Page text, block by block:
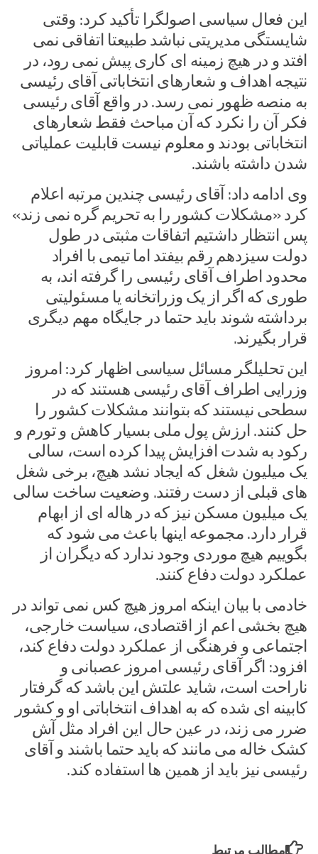
این فعال سیاسی اصولگرا تأکید کرد: وقتی
شایستگی مدیریتی نباشد طبیعتا اتفاقی نمی
افتد و در هیچ زمینه ای کاری پیش نمی رود، در
نتیجه اهداف و شعارهای انتخاباتی آقای رئیسی
به منصه ظهور نمی رسد. در واقع آقای رئیسی
فکر آن را نکرد که آن مباحث فقط شعارهای
انتخاباتی بودند و معلوم نیست قابلیت عملیاتی
شدن داشته باشند.
وی ادامه داد: آقای رئیسی چندین مرتبه اعلام
کرد «مشکلات کشور را به تحریم گره نمی زند»
پس انتظار داشتیم اتفاقات مثبتی در طول
دولت سیزدهم رقم بیفتد اما تیمی با افراد
محدود اطراف آقای رئیسی را گرفته اند، به
طوری که اگر از یک وزراتخانه یا مسئولیتی
برداشته شوند باید حتما در جایگاه مهم دیگری
قرار بگیرند.
این تحلیلگر مسائل سیاسی اظهار کرد: امروز
وزرایی اطراف آقای رئیسی هستند که در
سطحی نیستند که بتوانند مشکلات کشور را
حل کنند. ارزش پول ملی بسیار کاهش و تورم و
رکود به شدت افزایش پیدا کرده است، سالی
یک میلیون شغل که ایجاد نشد هیچ، برخی شغل
های قبلی از دست رفتند. وضعیت ساخت سالی
یک میلیون مسکن نیز که در هاله ای از ابهام
قرار دارد. مجموعه اینها باعث می شود که
بگوییم هیچ موردی وجود ندارد که دیگران از
عملکرد دولت دفاع کنند.
خادمی با بیان اینکه امروز هیچ کس نمی تواند در
هیچ بخشی اعم از اقتصادی، سیاست خارجی،
اجتماعی و فرهنگی از عملکرد دولت دفاع کند،
افزود: اگر آقای رئیسی امروز عصبانی و
ناراحت است، شاید علتش این باشد که گرفتار
کابینه ای شده که به اهداف انتخاباتی او و کشور
ضرر می زند، در عین حال این افراد مثل آش
کشک خاله می مانند که باید حتما باشند و آقای
رئیسی نیز باید از همین ها استفاده کند.
مطالب مرتبط